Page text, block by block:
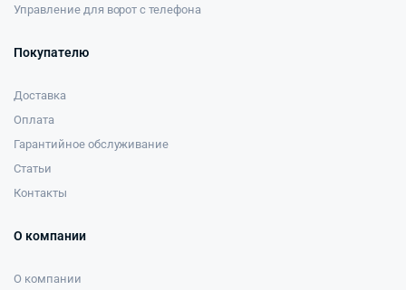
Управление для ворот с телефона
Покупателю
Доставка
Оплата
Гарантийное обслуживание
Статьи
Контакты
О компании
О компании